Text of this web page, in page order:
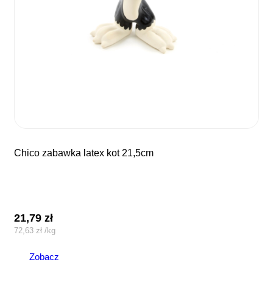
chico zabawka latex kot 21,5cm
21,79zł
72,63zł /kg
Zobacz